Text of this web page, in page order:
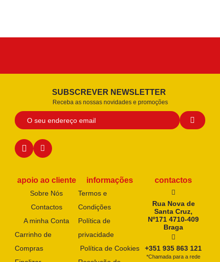
SUBSCREVER NEWSLETTER
Receba as nossas novidades e promoções
apoio ao cliente
Sobre Nós
Contactos
A minha Conta
Carrinho de
Compras
informações
Termos e
Condições
Política de
privacidade
Política de Cookies
contactos
Rua Nova de
Santa Cruz,
Nº171 4710-409
Braga
+351 935 863 121
*Chamada para a rede